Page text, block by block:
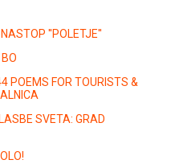
''POLETJE''
POEMS FOR TOURISTS &
SVETA: GRAD